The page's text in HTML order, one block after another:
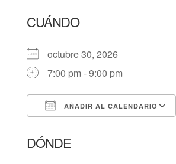
CUÁNDO
octubre 30, 2026
7:00 pm - 9:00 pm
AÑADIR AL CALENDARIO
DÓNDE